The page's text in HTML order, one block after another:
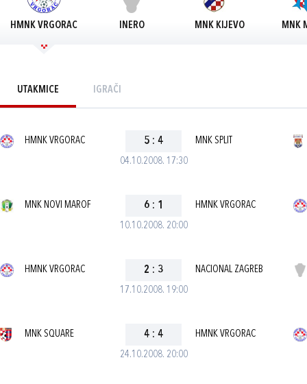
HMNK VRGORAC INERO MNK KIJEVO MNK
UTAKMICE IGRAČI
04.10.2008. 17:30
HMNK VRGORAC 5 : 4 MNK SPLIT
10.10.2008. 20:00
MNK NOVI MAROF 6 : 1 HMNK VRGORAC
17.10.2008. 19:00
HMNK VRGORAC 2 : 3 NACIONAL ZAGREB
24.10.2008. 20:00
MNK SQUARE 4 : 4 HMNK VRGORAC